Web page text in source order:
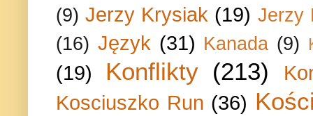
(9) Jerzy Krysiak (19) Jerzy
(16) Język (31) Kanada (9)
(19) Konflikty (213)
Kosciuszko Run (36)